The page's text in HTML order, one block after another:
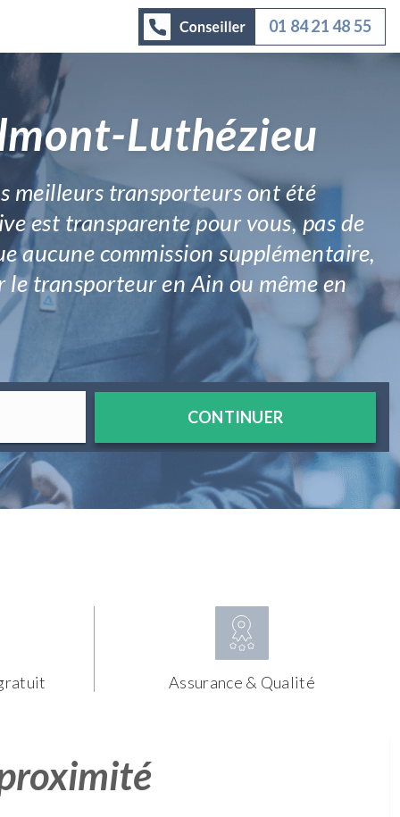
01 84 21 48 55
Luthézieu
meilleurs transporteurs ont été
est transparente pour vous, pas de
aucune commission supplémentaire,
transporteur en Ain ou même en
CONTINUER
Assurance & Qualité